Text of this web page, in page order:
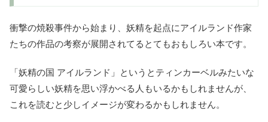
衝撃の焼殺事件から始まり、妖精を起点にアイルランド作家
たちの作品の考察が展開されてるとてもおもしろい本です。
「妖精の国 アイルランド」というとティンカーベルみたいな
可愛らしい妖精を思い浮かべる人もいるかもしれませんが、
これを読むと少しイメージが変わるかもしれません。